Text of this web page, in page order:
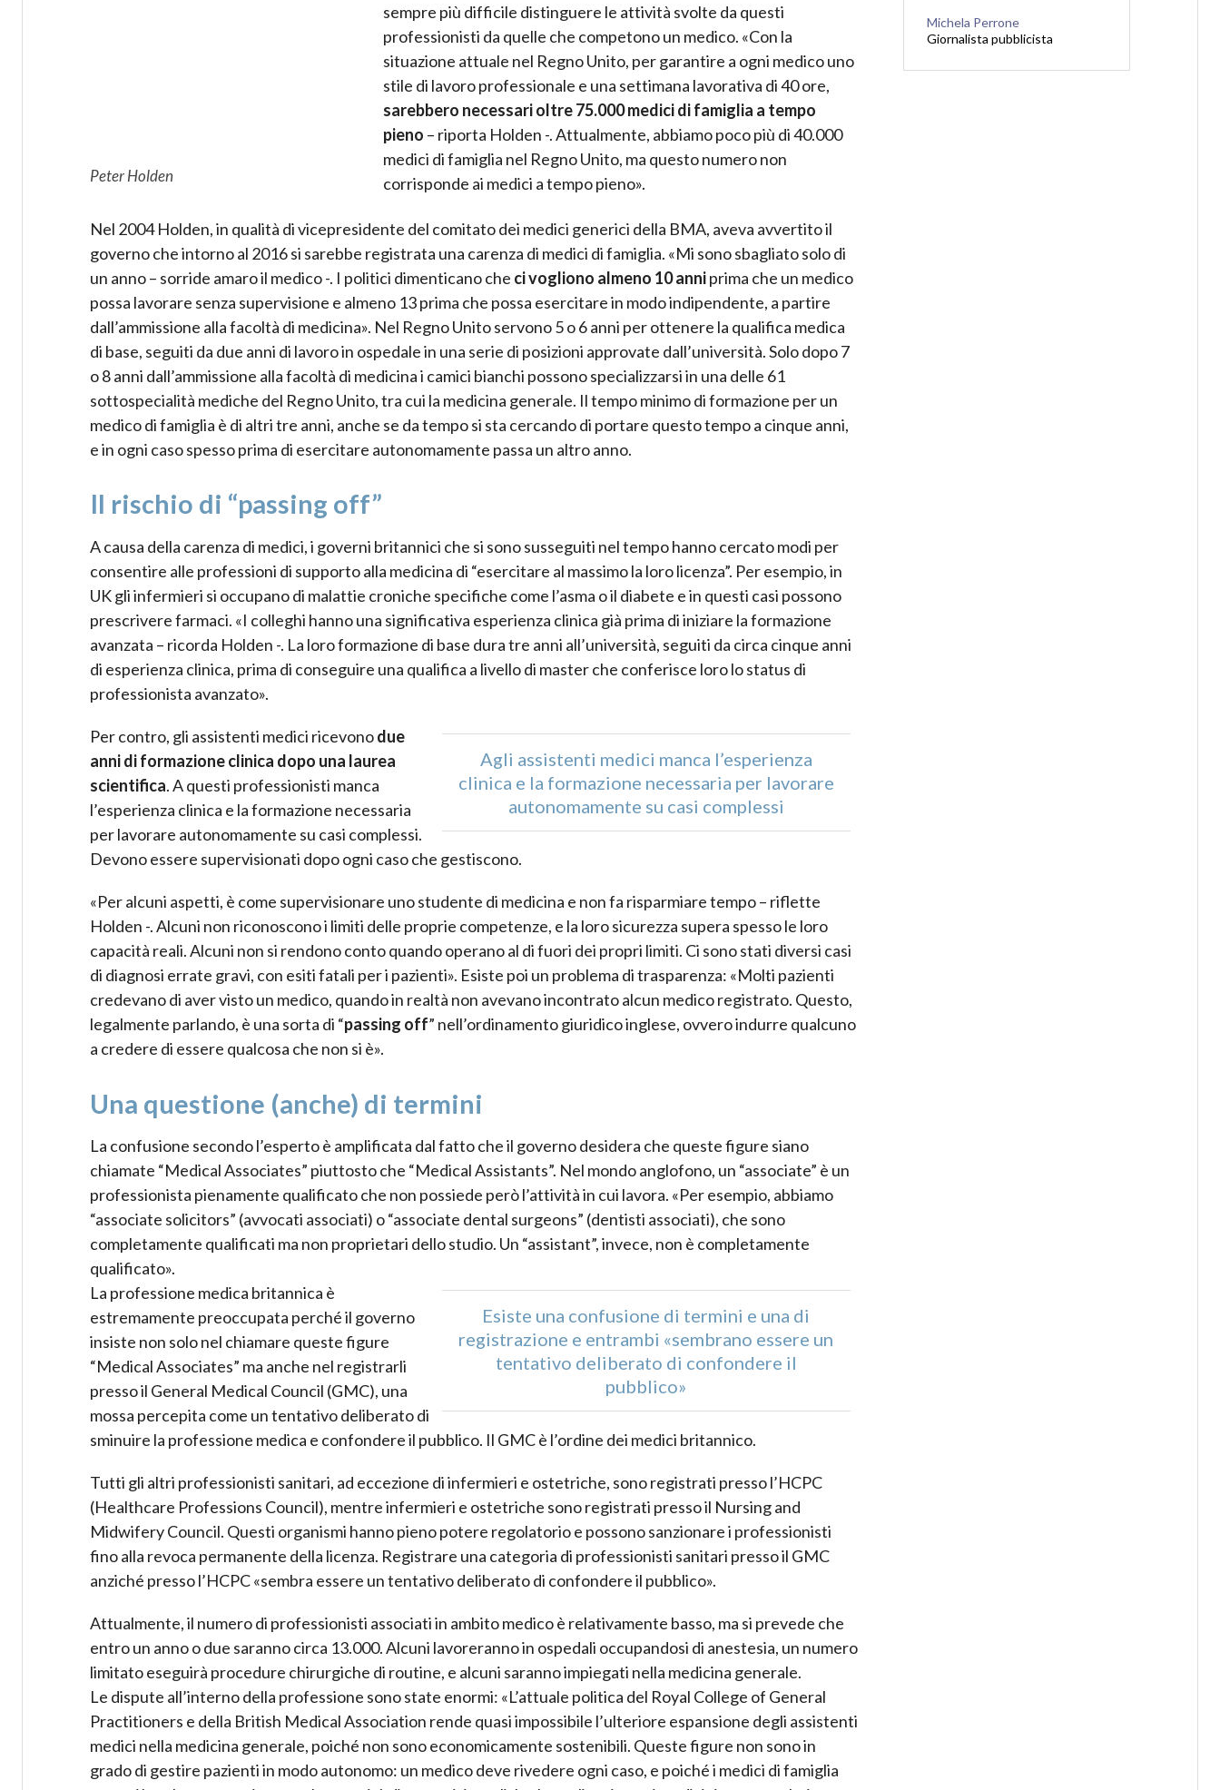
Peter Holden
sempre più difficile distinguere le attività svolte da questi
professionisti da quelle che competono un medico. «Con la
situazione attuale nel Regno Unito, per garantire a ogni medico uno
stile di lavoro professionale e una settimana lavorativa di 40 ore,
sarebbero necessari oltre 75.000 medici di famiglia a tempo
pieno – riporta Holden -. Attualmente, abbiamo poco più di 40.000
medici di famiglia nel Regno Unito, ma questo numero non
corrisponde ai medici a tempo pieno».
Nel 2004 Holden, in qualità di vicepresidente del comitato dei medici generici della BMA, aveva avvertito il
governo che intorno al 2016 si sarebbe registrata una carenza di medici di famiglia. «Mi sono sbagliato solo di
un anno – sorride amaro il medico -. I politici dimenticano che ci vogliono almeno 10 anniprima che un medico
possa lavorare senza supervisione e almeno 13 prima che possa esercitare in modo indipendente, a partire
dall’ammissione alla facoltà di medicina». Nel Regno Unito servono 5 o 6 anni per ottenere la qualifica medica
di base, seguiti da due anni di lavoro in ospedale in una serie di posizioni approvate dall’università. Solo dopo 7
o 8 anni dall’ammissione alla facoltà di medicina i camici bianchi possono specializzarsi in una delle 61
sottospecialità mediche del Regno Unito, tra cui la medicina generale. Il tempo minimo di formazione per un
medico di famiglia è di altri tre anni, anche se da tempo si sta cercando di portare questo tempo a cinque anni,
e in ogni caso spesso prima di esercitare autonomamente passa un altro anno.
Il rischio di “passing off”
A causa della carenza di medici, i governi britannici che si sono susseguiti nel tempo hanno cercato modi per
consentire alle professioni di supporto alla medicina di “esercitare al massimo la loro licenza”. Per esempio, in
UK gli infermieri si occupano di malattie croniche specifiche come l’asma o il diabete e in questi casi possono
prescrivere farmaci. «I colleghi hanno una significativa esperienza clinica già prima di iniziare la formazione
avanzata – ricorda Holden -. La loro formazione di base dura tre anni all’università, seguiti da circa cinque anni
di esperienza clinica, prima di conseguire una qualifica a livello di master che conferisce loro lo status di
professionista avanzato».
Agli assistenti medici manca l’esperienza
clinica e la formazione necessaria per lavorare
autonomamente su casi complessi
Per contro, gli assistenti medici ricevonodue
anni di formazione clinica dopo una laurea
scientifica. A questi professionisti manca
l’esperienza clinica e la formazione necessaria
per lavorare autonomamente su casi complessi.
Devono essere supervisionati dopo ogni caso che gestiscono.
«Per alcuni aspetti, è come supervisionare uno studente di medicina e non fa risparmiare tempo – riflette
Holden -. Alcuni non riconoscono i limiti delle proprie competenze, e la loro sicurezza supera spesso le loro
capacità reali. Alcuni non si rendono conto quando operano al di fuori dei propri limiti. Ci sono stati diversi casi
di diagnosi errate gravi, con esiti fatali per i pazienti». Esiste poi un problema di trasparenza: «Molti pazienti
credevano di aver visto un medico, quando in realtà non avevano incontrato alcun medico registrato. Questo,
legalmente parlando, è una sorta di “passing off” nell’ordinamento giuridico inglese, ovvero indurre qualcuno
a credere di essere qualcosa che non si è».
Una questione (anche) di termini
La confusione secondo l’esperto è amplificata dal fatto che il governo desidera che queste figure siano
chiamate “Medical Associates” piuttosto che “Medical Assistants”. Nel mondo anglofono, un “associate” è un
professionista pienamente qualificato che non possiede però l’attività in cui lavora. «Per esempio, abbiamo
“associate solicitors” (avvocati associati) o “associate dental surgeons” (dentisti associati), che sono
completamente qualificati ma non proprietari dello studio. Un “assistant”, invece, non è completamente
qualificato».
Esiste una confusione di termini e una di
registrazione e entrambi «sembrano essere un
tentativo deliberato di confondere il
pubblico»
La professione medica britannica è
estremamente preoccupata perché il governo
insiste non solo nel chiamare queste figure
“Medical Associates” ma anche nel registrarli
presso il General Medical Council (GMC), una
mossa percepita come un tentativo deliberato di
sminuire la professione medica e confondere il pubblico. Il GMC è l’ordine dei medici britannico.
Tutti gli altri professionisti sanitari, ad eccezione di infermieri e ostetriche, sono registrati presso l’HCPC
(Healthcare Professions Council), mentre infermieri e ostetriche sono registrati presso il Nursing and
Midwifery Council. Questi organismi hanno pieno potere regolatorio e possono sanzionare i professionisti
fino alla revoca permanente della licenza. Registrare una categoria di professionisti sanitari presso il GMC
anziché presso l’HCPC «sembra essere un tentativo deliberato di confondere il pubblico».
Attualmente, il numero di professionisti associati in ambito medico è relativamente basso, ma si prevede che
entro un anno o due saranno circa 13.000. Alcuni lavoreranno in ospedali occupandosi di anestesia, un numero
limitato eseguirà procedure chirurgiche di routine, e alcuni saranno impiegati nella medicina generale.
Le dispute all’interno della professione sono state enormi: «L’attuale politica del Royal College of General
Practitioners e della British Medical Association rende quasi impossibile l’ulteriore espansione degli assistenti
medici nella medicina generale, poiché non sono economicamente sostenibili. Queste figure non sono in
grado di gestire pazienti in modo autonomo: un medico deve rivedere ogni caso, e poiché i medici di famiglia
Michela Perrone
Giornalista pubblicista